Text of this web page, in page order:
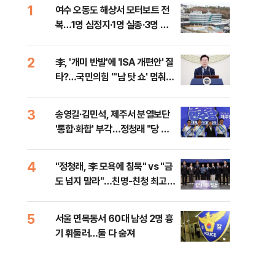
1
여수 오동도 해상서 모터보트 전
복…1명 심정지·1명 실종·3명 경
2
李, '개미 반발'에 'ISA 개편안' 질
타?…국민의힘 "'남 탓 쇼' 멈춰
3
송영길·김민석, 제주서 분열보단
'통합·화합' 부각…정청래 "당 공
4
"정청래, 李 모욕에 침묵" vs "금
도 넘지 말라"…친명-친청 최고위
5
서울 면목동서 60대 남성 2명 흉
기 휘둘러…둘 다 숨져